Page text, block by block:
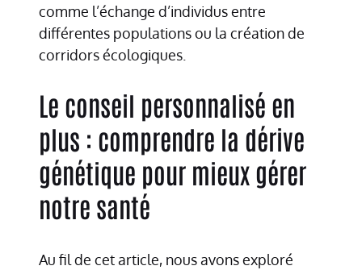
comme l’échange d’individus entre
différentes populations ou la création de
corridors écologiques.
Le conseil personnalisé en
plus : comprendre la dérive
génétique pour mieux gérer
notre santé
Au fil de cet article, nous avons exploré